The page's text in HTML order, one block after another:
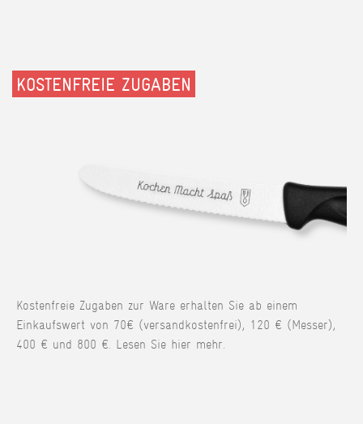
KOSTENFREIE ZUGABEN
Kostenfreie Zugaben zur Ware erhalten Sie ab einem
Einkaufswert von 70€ (versandkostenfrei), 120 € (Messer),
400 € und 800 €. Lesen Sie hier mehr.